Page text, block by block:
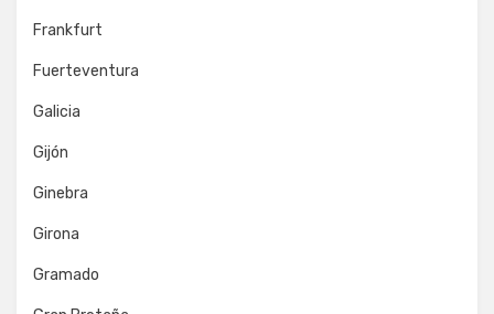
Frankfurt
Fuerteventura
Galicia
Gijón
Ginebra
Girona
Gramado